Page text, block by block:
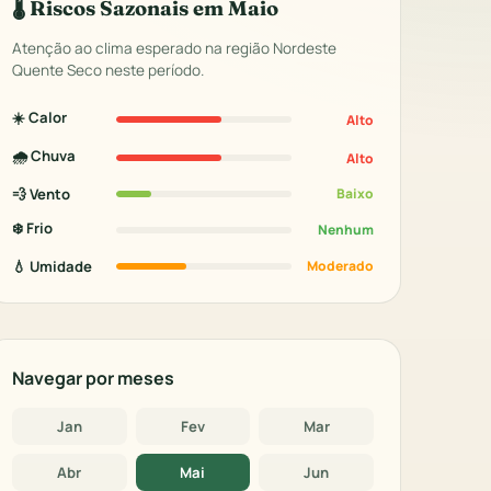
🌡️ Riscos Sazonais em Maio
Atenção ao clima esperado na região Nordeste
Quente Seco neste período.
☀️ Calor Alto
🌧️ Chuva Alto
💨 Vento Baixo
❄️ Frio Nenhum
💧 Umidade Moderado
Navegar por meses
Jan Fev Mar
Abr Mai Jun